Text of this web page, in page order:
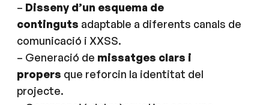
– Disseny d’un esquema de
continguts adaptable a diferents canals de
comunicació i XXSS.
– Generació de missatges clars i
propers que reforcin la identitat del
projecte.